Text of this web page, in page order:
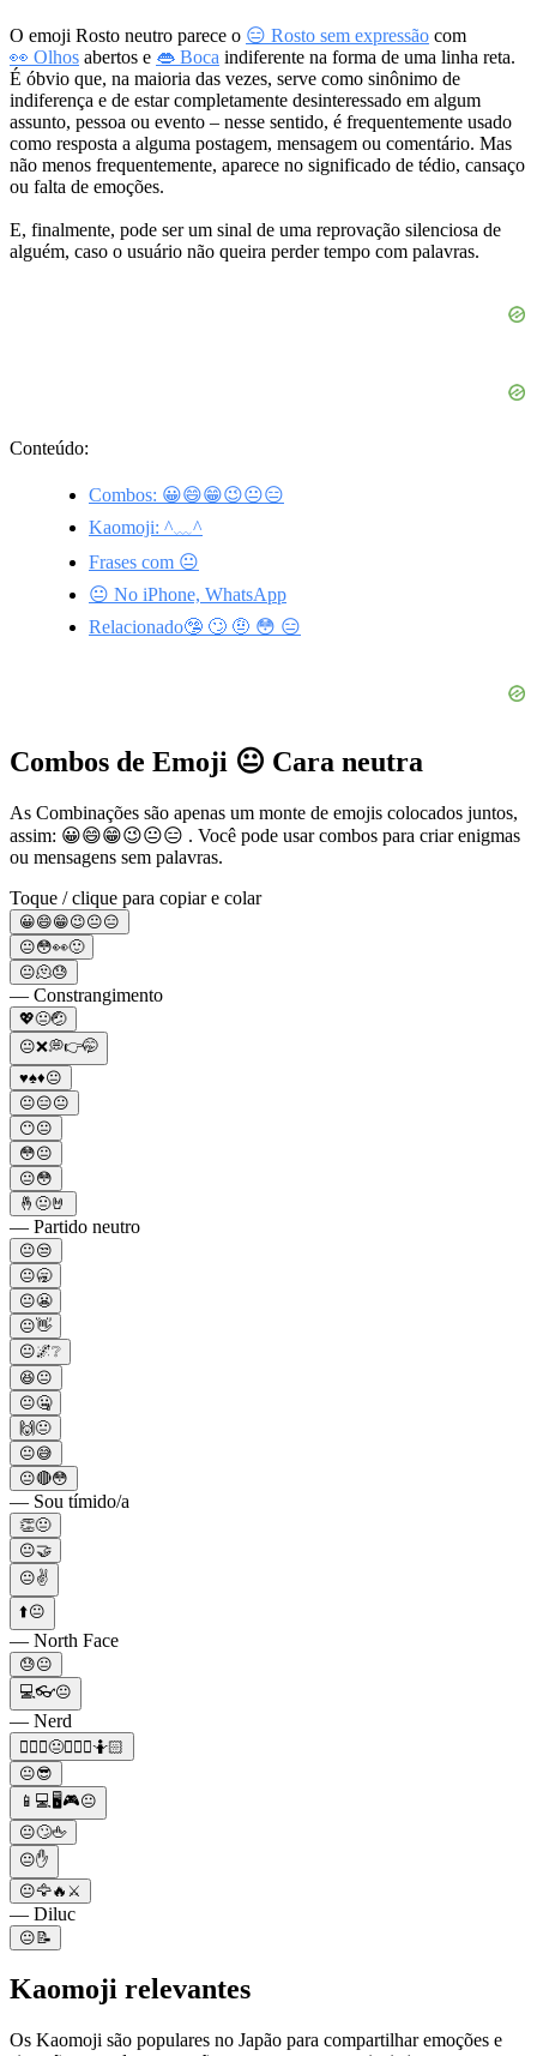
O emoji Rosto neutro parece o 😑 Rosto sem expressão com
👀 Olhos abertos e 👄 Boca indiferente na forma de uma linha reta.
É óbvio que, na maioria das vezes, serve como sinônimo de
indiferença e de estar completamente desinteressado em algum
assunto, pessoa ou evento – nesse sentido, é frequentemente usado
como resposta a alguma postagem, mensagem ou comentário. Mas
não menos frequentemente, aparece no significado de tédio, cansaço
ou falta de emoções.
E, finalmente, pode ser um sinal de uma reprovação silenciosa de
alguém, caso o usuário não queira perder tempo com palavras.
Conteúdo:
Combos: 😀😄😁😉😐😑
Kaomoji: ^﹏^
Frases com 😐
😐 No iPhone, WhatsApp
Relacionado🤥 🙄 🤨 😳 😑
Combos de Emoji 😐 Cara neutra
As Combinações são apenas um monte de emojis colocados juntos,
assim: 😀😄😁😉😐😑 . Você pode usar combos para criar enigmas
ou mensagens sem palavras.
Toque / clique para copiar e colar
😀😄😁😉😐😑
😐😳👀🙂
😐🫠😓
— Constrangimento
💖😐🤕
😐❌💭👉🤭
♥️♠️♦️😐
😐😑😐
😶😐
😳😐
😐😳
🤞😐🤘
— Partido neutro
😐😒
😐🥱
😐😬
😐👋
😐🌌❔
😆😐
😐🤐
🙌😐
😐😅
😐🔴😳
— Sou tímido/a
👏😐
😐🤝
😐✌️
⬆️😐
— North Face
😓😐
💻👓😐
— Nerd
👨🏻‍⚖️😐🧙🏼‍♂️🤷🏻
😐😎
📱💻🖥🎮😐
😐🙄🖕
😐✋
😐🦅🔥⚔️
— Diluc
😐📝
Kaomoji relevantes
Os Kaomoji são populares no Japão para compartilhar emoções e